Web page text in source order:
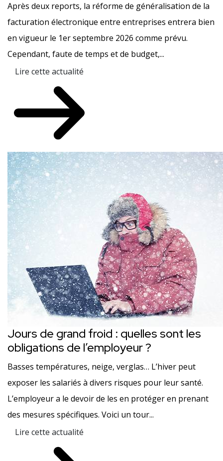
Après deux reports, la réforme de généralisation de la
facturation électronique entre entreprises entrera bien
en vigueur le 1er septembre 2026 comme prévu.
Cependant, faute de temps et de budget,...
Lire cette actualité
Jours de grand froid : quelles sont les
obligations de l’employeur ?
Basses températures, neige, verglas… L’hiver peut
exposer les salariés à divers risques pour leur santé.
L’employeur a le devoir de les en protéger en prenant
des mesures spécifiques. Voici un tour...
Lire cette actualité